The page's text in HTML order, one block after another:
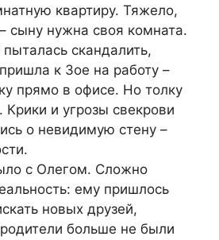
квартиру. Тяжело,
сыну нужна своя комната.
скандалить,
к Зое на работу –
прямо в офисе. Но толку
Крики и угрозы свекрови
о невидимую стену –
с Олегом. Сложно
ему пришлось
новых друзей,
больше не были